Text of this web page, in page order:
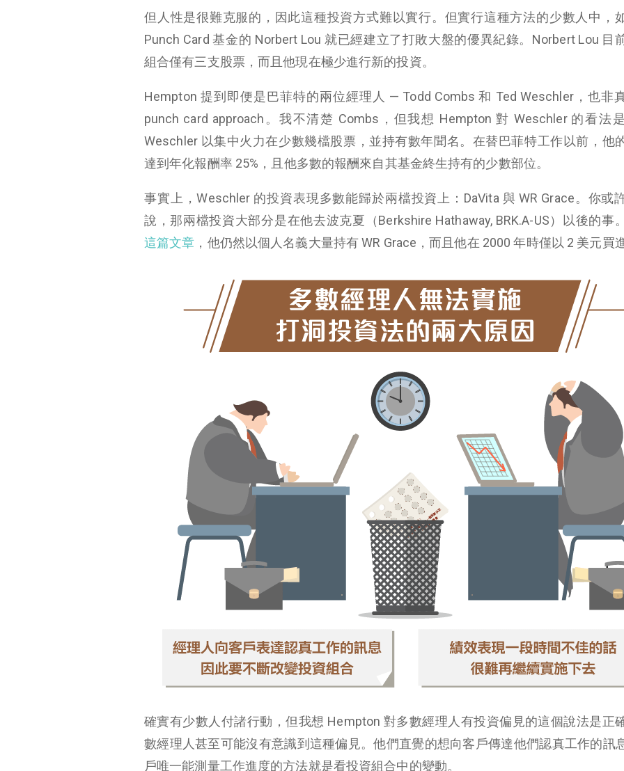
但人性是很難克服的，因此這種投資方式難以實行。但實行這種方法的少數人中，
Punch Card 基金的 Norbert Lou 就已經建立了打敗大盤的優異紀錄。Norbert Lou 目
組合僅有三支股票，而且他現在極少進行新的投資。
Hempton 提到即便是巴菲特的兩位經理人 — Todd Combs 和 Ted Weschler，也非
punch card approach。我不清楚 Combs，但我想 Hempton 對 Weschler 的看法是
Weschler 以集中火力在少數幾檔股票，並持有數年聞名。在替巴菲特工作以前，他
達到年化報酬率 25%，且他多數的報酬來自其基金終生持有的少數部位。
事實上，Weschler 的投資表現多數能歸於兩檔投資上：DaVita 與 WR Grace。你或
說，那兩檔投資大部分是在他去波克夏（Berkshire Hathaway, BRK.A-US）以後的事
這篇文章 ，他仍然以個人名義大量持有 WR Grace，而且他在 2000 年時僅以 2 美元買進
確實有少數人付諸行動，但我想 Hempton 對多數經理人有投資偏見的這個說法是正
數經理人甚至可能沒有意識到這種偏見。他們直覺的想向客戶傳達他們認真工作的訊
戶唯一能測量工作進度的方法就是看投資組合中的變動。